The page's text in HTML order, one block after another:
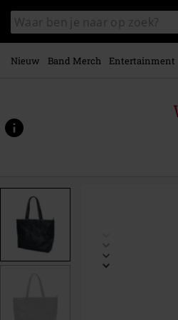
naar
hoofdinhoud
Zoek
in
catalogus
Nieuw Band Merch Entertainment
www.large.be/p/menth/